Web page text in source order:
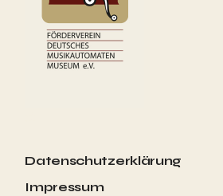
Datenschutzerklärung
Impressum